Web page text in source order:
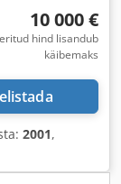
10 000 €
hind lisandub
käibemaks
2001,